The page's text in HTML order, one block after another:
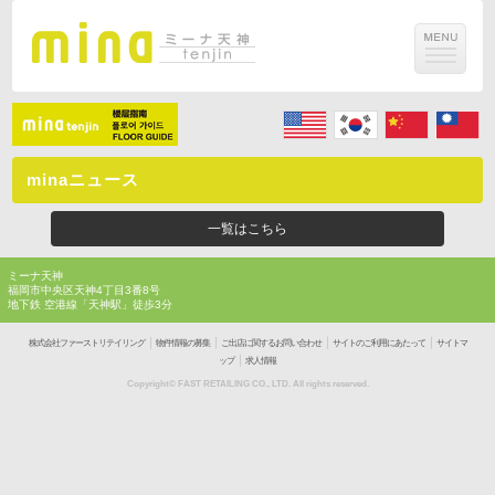
minaニュース
一覧はこちら
ミーナ天神
福岡市中央区天神4丁目3番8号
地下鉄 空港線「天神駅」徒歩3分
株式会社ファーストリテイリング｜ 物件情報の募集｜ ご出店に関するお問い合わせ｜ サイトのご利用にあたって｜
サイトマ
ップ｜ 求人情報
Copyright© FAST RETAILING CO., LTD. All rights reserved.